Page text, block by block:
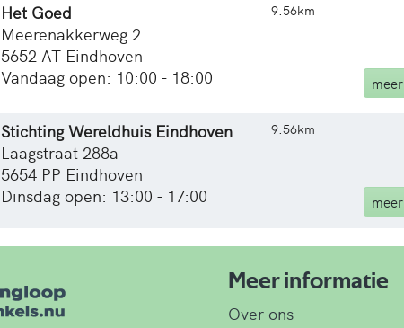
9.56km
Het Goed
Meerenakkerweg 2
5652 AT Eindhoven
Vandaag open: 10:00 - 18:00
meer
9.56km
Stichting Wereldhuis Eindhoven
Laagstraat 288a
5654 PP Eindhoven
Dinsdag open: 13:00 - 17:00
meer
Meer informatie
Over ons